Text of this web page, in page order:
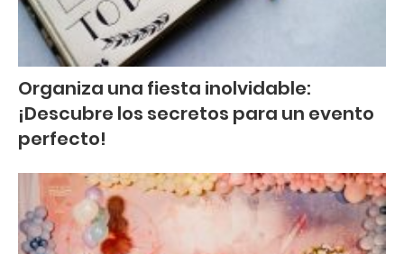
Organiza una fiesta inolvidable:
¡Descubre los secretos para un evento
perfecto!